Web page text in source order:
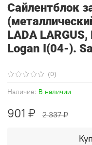
(0)
Наличие: В наличии
Сайлентблок
LADA
Logan I(04-).
901 ₽ 2 337 ₽